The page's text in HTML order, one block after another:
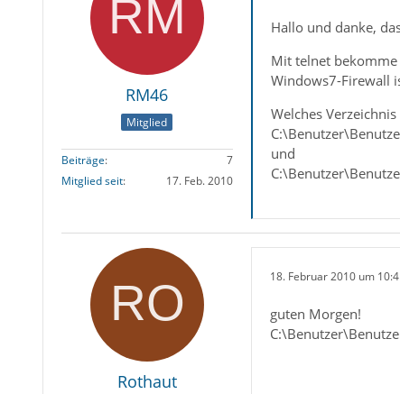
RM46
Mitglied
Beiträge
7
Mitglied seit
17. Feb. 2010
Hallo und danke,
Mit telnet bekomme
Windows7-Firewall
Welches
und
Rothaut
18. Februar 2010 um
guten Morgen!